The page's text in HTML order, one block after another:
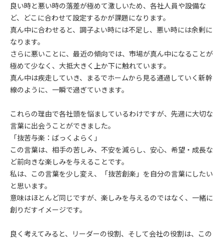
良い時と悪い時の落差が極めて激しいため、各社人員や設備な
ど、どこに合わせて設定するかが課題になります。
真ん中に合わせると、調子よい時には不足し、悪い時には余剰に
なります。
さらに悪いことに、最近の傾向では、市場が真ん中になることが
極めて少なく、大抵大きく上か下に触れています。
真ん中は疾走していき、まるでホームから見る通過していく新幹
線のように、一瞬で過ぎていきます。
これらの理由で各社頭を悩ましているわけですが、先週に大切な
言葉に出会うことができました。
「抜苦与楽：ばっくよらく」
この言葉は、相手の苦しみ、不安を減らし、安心、希望・成長な
ど前向きな楽しみを与えることです。
私は、この言葉を少し変え、「抜苦創楽」を自分の言葉にしたい
と思います。
意味はほとんど同じですが、楽しみを与えるのではなく、一緒に
創りだすイメージです。
良く考えてみると、リーダーの役割、そして会社の役割は、この